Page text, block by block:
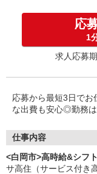
応
1
求人応募
応募から最短3日でお
な出費も安心◎勤務
仕事内容
<白岡市>高時給&シフ
サ高住（サービス付き